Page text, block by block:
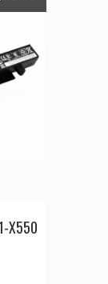
X550